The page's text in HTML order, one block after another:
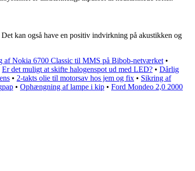
kan også have en positiv indvirkning på akustikken og
af Nokia 6700 Classic til MMS på Bibob-netværket•
Er det muligt at skifte halogenspot ud med LED? • Dårlig
• 2-takts olie til motorsav hos jem og fix • Sikring af
• Ophængning af lampe i kip • Ford Mondeo 2,0 2000